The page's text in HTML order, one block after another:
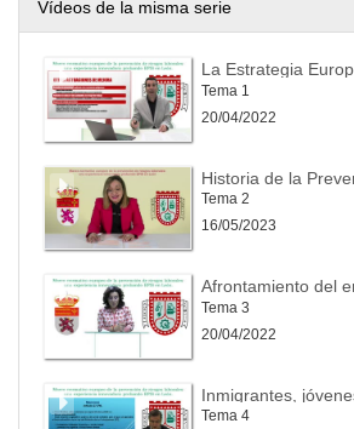
Vídeos de la misma serie
Tema 1
20/04/2022
Tema 2
16/05/2023
Tema 3
20/04/2022
Tema 4